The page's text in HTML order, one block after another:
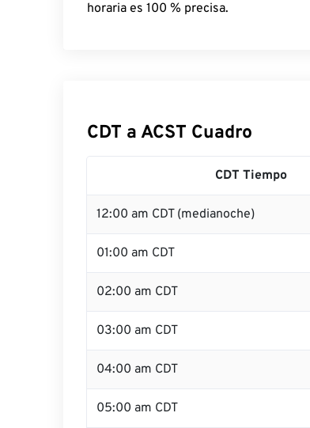
horaria es 100 % precisa.
CDT a ACST Cuadro
CDT Tiempo
12:00 am CDT (medianoche)
01:00 am CDT
02:00 am CDT
03:00 am CDT
04:00 am CDT
05:00 am CDT